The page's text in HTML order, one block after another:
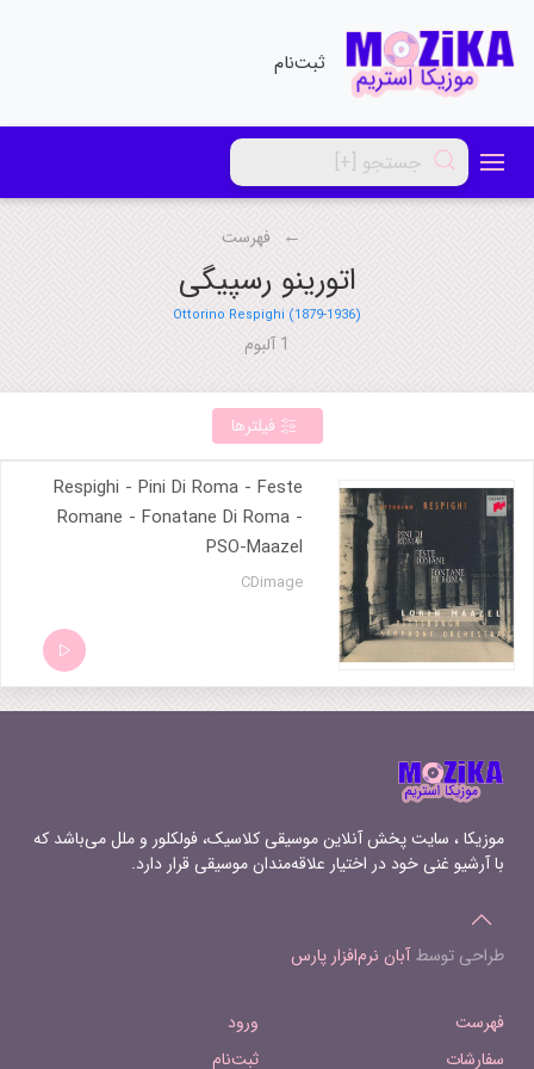
ثبت‌نام
فهرست
اتورینو رسپیگی
Ottorino Respighi (1879-1936)
فیلترها
Respighi - Pini Di Roma - Feste
Romane - Fonatane Di Roma -
PSO-Maazel
CDimage
موزیکا ، سایت پخش آنلاین موسیقی کلاسیک، فولکلور و ملل می‌باشد که
با آرشیو غنی خود در اختیار علاقه‌مندان موسیقی قرار دارد.
طراحی توسطآبان نرم‌افزار پارس
فهرست
سفارشات
ورود
ثبت‌نام